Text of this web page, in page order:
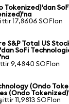
Tokenized)'dan
17,8606 SOFIon
S&P Total US
SoFi
9,4840 SOFIon
(Ondo
(Ondo
11,9813 SOFIon